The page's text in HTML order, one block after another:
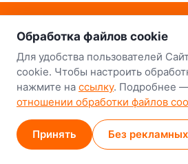
о нас
Наш склад-
Минск
8-й Путепроводный
GPS53.924752,
Карта проезда
Обработка файлов cookie
Для удобства пользователей
cookie. Чтобы настроить
нажмите на ссылку. Подробнее
отношении обработки файлов
Принять Без рекламных